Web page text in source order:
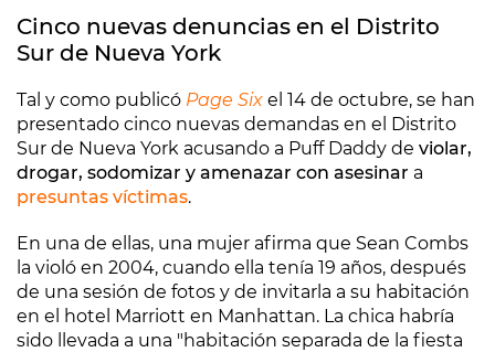
Cinco nuevas denuncias en el Distrito
Sur de Nueva York
Tal y como publicó Page Six el 14 de octubre, se han
presentado cinco nuevas demandas en el Distrito
Sur de Nueva York acusando a Puff Daddy de violar,
drogar, sodomizar y amenazar con asesinar a
presuntas víctimas.
En una de ellas, una mujer afirma que Sean Combs
la violó en 2004, cuando ella tenía 19 años, después
de una sesión de fotos y de invitarla a su habitación
en el hotel Marriott en Manhattan. La chica habría
sido llevada a una "habitación separada de la fiesta